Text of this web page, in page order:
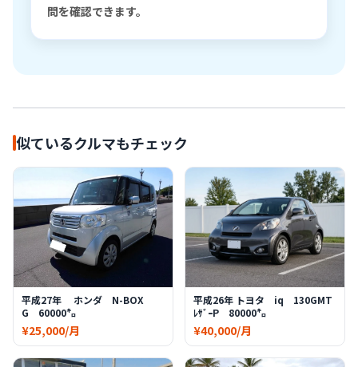
問を確認できます。
似ているクルマもチェック
平成27年 ホンダ N-BOX
G 60000㌔
¥25,000/月
平成26年 トヨタ iq 130GMT
ﾚｻﾞｰP 80000㌔
¥40,000/月